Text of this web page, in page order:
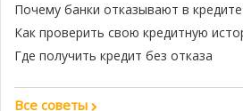
Почему банки отказывают в кредите
Как проверить свою кредитную
Где получить кредит без отказа
Все советы